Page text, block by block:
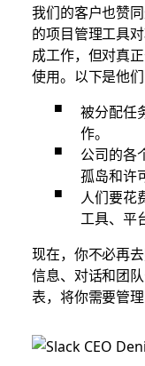
我们的客户也赞
的项目管理工具
成工作，但对真
使用。以下是他们
被分配任
作。
公司的各
孤岛和许
人们要花
工具、平
现在，你不必再
信息、对话和团
表，将你需要管